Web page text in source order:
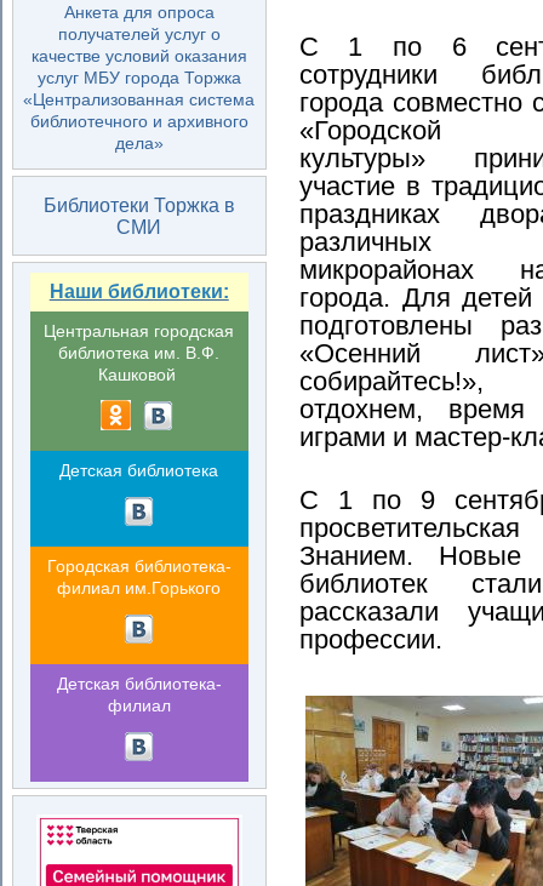
Анкета для опроса
получателей услуг о
качестве условий оказания
услуг МБУ города Торжка
«Централизованная система
библиотечного и архивного
дела»
Библиотеки Торжка в
СМИ
Наши библиотеки:
Центральная городская
библиотека им. В.Ф.
Кашковой
Детская библиотека
Городская библиотека-
филиал им.Горького
Детская библиотека-
филиал
С 1 по 6
сотрудники
города совместно
«Городской
культуры»
участие в
праздниках
различных
микрорайонах
города. Для
подготовлены
«Осенний
отдохнем,
играми и мастер-
С 1 по 9
Знанием. Новые
библиотек
рассказали
профессии.